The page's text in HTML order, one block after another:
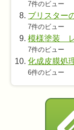
7件のビュー
ブリスター
7件のビュー
模様塗装 レ
7件のビュー
化成皮膜処
6件のビュー